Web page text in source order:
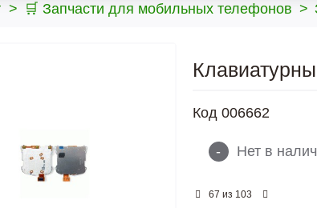
> 🛒 Запчасти для мобильных телефонов >
Код 006662
- Нет в
67 из 103